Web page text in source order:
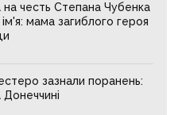
честь Степана Чубенка
мама загиблого героя
зазнали поранень:
Донеччині